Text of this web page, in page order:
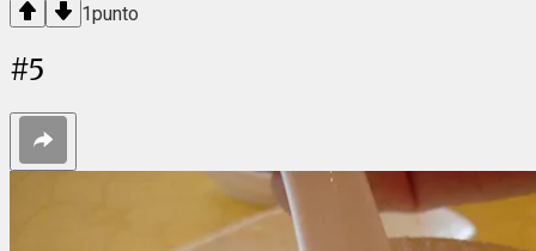
1punto
#5